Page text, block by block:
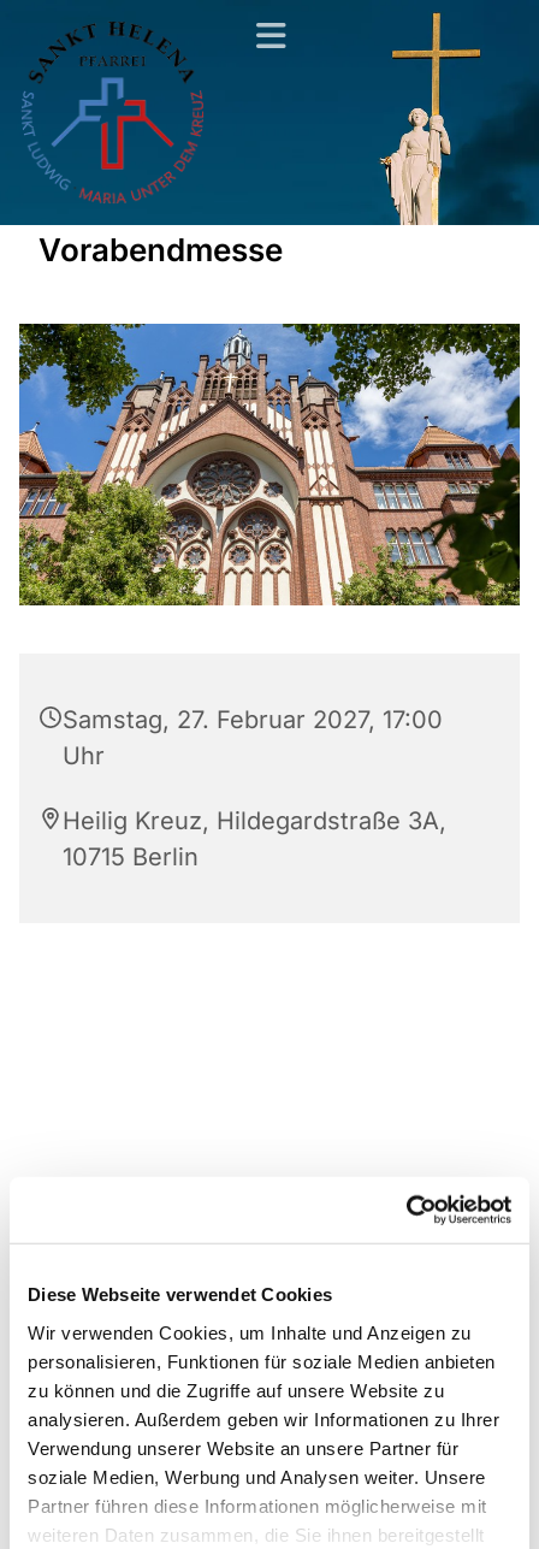
Diese Webseite verwendet Cookies
Wir verwenden Cookies, um Inhalte und Anzeigen zu
personalisieren, Funktionen für soziale Medien anbieten
zu können und die Zugriffe auf unsere Website zu
analysieren. Außerdem geben wir Informationen zu Ihrer
Verwendung unserer Website an unsere Partner für
soziale Medien, Werbung und Analysen weiter. Unsere
Partner führen diese Informationen möglicherweise mit
weiteren Daten zusammen, die Sie ihnen bereitgestellt
Vorabendmesse
Samstag, 27. Februar 2027, 17:00
Uhr
Heilig Kreuz, Hildegardstraße 3A,
10715 Berlin
Dies könnte Sie auch
interessieren